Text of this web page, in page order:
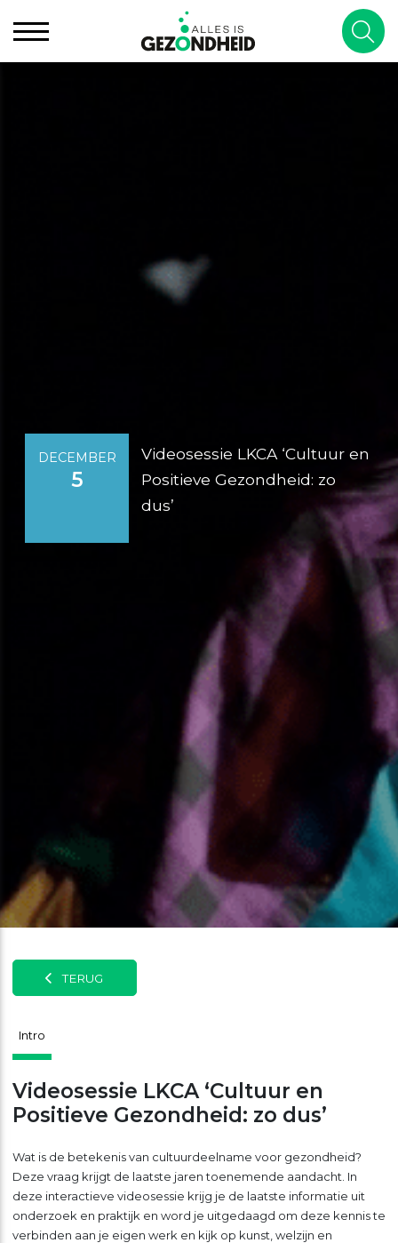
DECEMBER
5
Videosessie LKCA ‘Cultuur en
Positieve Gezondheid: zo
dus’
TERUG
Intro
Videosessie LKCA ‘Cultuur en
Positieve Gezondheid: zo dus’
Wat is de betekenis van cultuurdeelname voor gezondheid?
Deze vraag krijgt de laatste jaren toenemende aandacht. In
deze interactieve videosessie krijg je de laatste informatie uit
onderzoek en praktijk en word je uitgedaagd om deze kennis te
verbinden aan je eigen werk en kijk op kunst, welzijn en